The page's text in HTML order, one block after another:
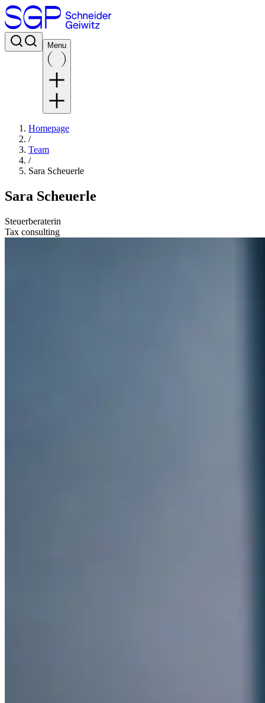
Menu
Homepage
/
Team
/
Sara Scheuerle
Sara Scheuerle
Steuerberaterin
Tax consulting